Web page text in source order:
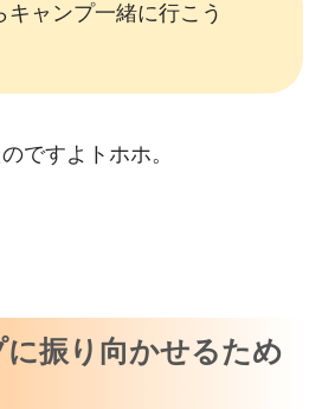
キャンプ一緒に行こう
ですよトホホ。
振り向かせるため